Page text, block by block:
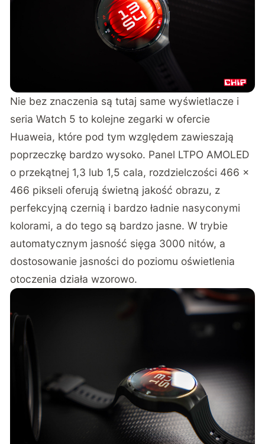
Nie bez znaczenia są tutaj same wyświetlacze i
seria Watch 5 to kolejne zegarki w ofercie
Huaweia, które pod tym względem zawieszają
poprzeczkę bardzo wysoko. Panel LTPO AMOLED
o przekątnej 1,3 lub 1,5 cala, rozdzielczości 466 x
466 pikseli oferują świetną jakość obrazu, z
perfekcyjną czernią i bardzo ładnie nasyconymi
kolorami, a do tego są bardzo jasne. W trybie
automatycznym jasność sięga 3000 nitów, a
dostosowanie jasności do poziomu oświetlenia
otoczenia działa wzorowo.